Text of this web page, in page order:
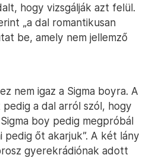
hogy vizsgálják azt felül.
„a dal romantikusan
be, amely nem jellemző
nem igaz a Sigma boyra. A
a dal arról szól, hogy
boy pedig megpróbál
pedig őt akarjuk”. A két lány
gyerekrádiónak adott